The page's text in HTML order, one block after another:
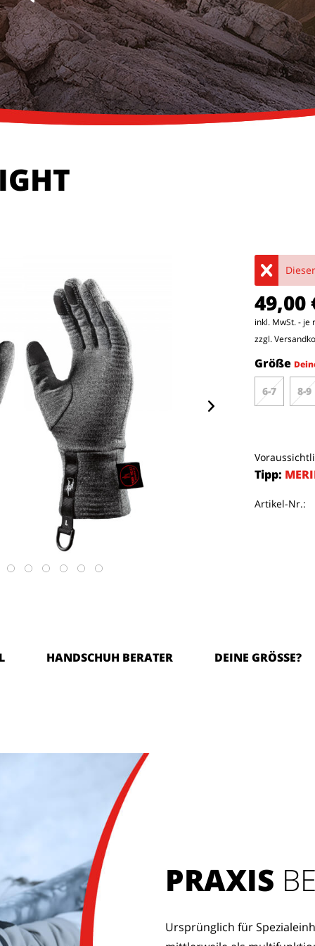
49,00
inkl. MwSt. - je
zzgl.
Größe
6-7 8-9
Tipp:
Artikel-Nr.:
HANDSCHUH BERATER DEINE GRÖSSE?
PRAXIS
Ursprünglich für